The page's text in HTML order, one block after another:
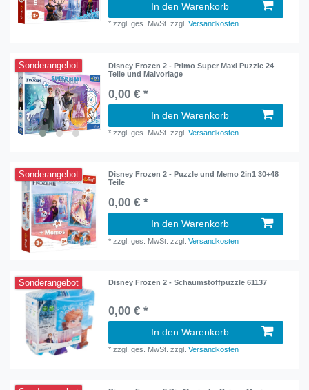
In den Warenkorb
*zzgl. ges. MwSt. zzgl.Versandkosten
Sonderangebot
Disney Frozen 2 - Primo Super Maxi Puzzle 24
Teile und Malvorlage
0,00 € *
In den Warenkorb
*zzgl. ges. MwSt. zzgl.Versandkosten
Sonderangebot
Disney Frozen 2 - Puzzle und Memo 2in1 30+48
Teile
0,00 € *
In den Warenkorb
*zzgl. ges. MwSt. zzgl.Versandkosten
Sonderangebot Disney Frozen 2 - Schaumstoffpuzzle 61137
0,00 € *
In den Warenkorb
*zzgl. ges. MwSt. zzgl.Versandkosten